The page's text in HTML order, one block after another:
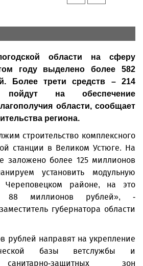
области на сферу
году выделено более 582
Более трети средств – 214
на обеспечение
области, сообщает
региона.
строительство комплексного
станции в Великом Устюге. На
заложено более 125 миллионов
установить модульную
Череповецком районе, на это
88 миллионов рублей», -
губернатора области
рублей направят на укрепление
базы ветслужбы и
защитных зон